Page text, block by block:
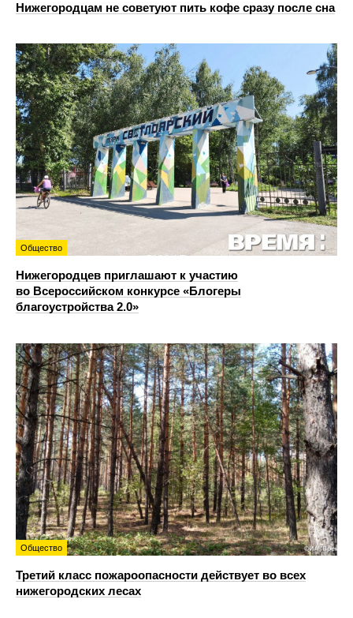
Нижегородцам не советуют пить кофе сразу после сна
Общество
Нижегородцев приглашают к участию
во Всероссийском конкурсе «Блогеры
благоустройства 2.0»
Общество
Третий класс пожароопасности действует во всех
нижегородских лесах